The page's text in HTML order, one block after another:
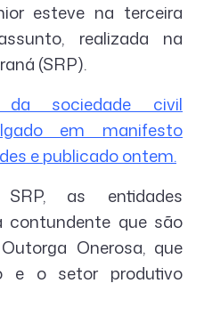
esteve na terceira
realizada na
(SRP).
da sociedade civil
em manifesto
e publicado ontem.
as entidades
contundente que são
Onerosa, que
e o setor produtivo